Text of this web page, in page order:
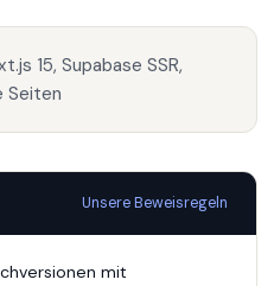
15, Supabase SSR,
Seiten
Unsere Beweisregeln
mit